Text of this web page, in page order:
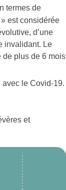
termes de
est considérée
d’une
invalidant. Le
de plus de 6 mois
avec le Covid-19.
et